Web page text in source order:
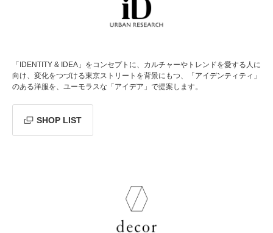
「IDENTITY & IDEA」をコンセプトに、カルチャーやトレンドを愛する人に
向け、変化をつづける東京ストリートを背景にもつ、「アイデンティティ」
のある洋服を、ユーモラスな「アイデア」で提案します。
SHOP LIST